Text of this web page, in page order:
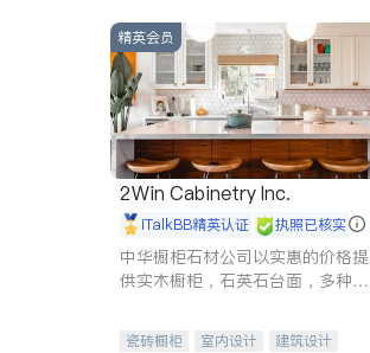
精英会员
2Win Cabinetry Inc.
iTalkBB精英认证 执照已核实
中华橱柜石材公司以实惠的价格提
供实木橱柜，石英石台面，多种优
瓷砖橱柜 室内设计
建筑设计